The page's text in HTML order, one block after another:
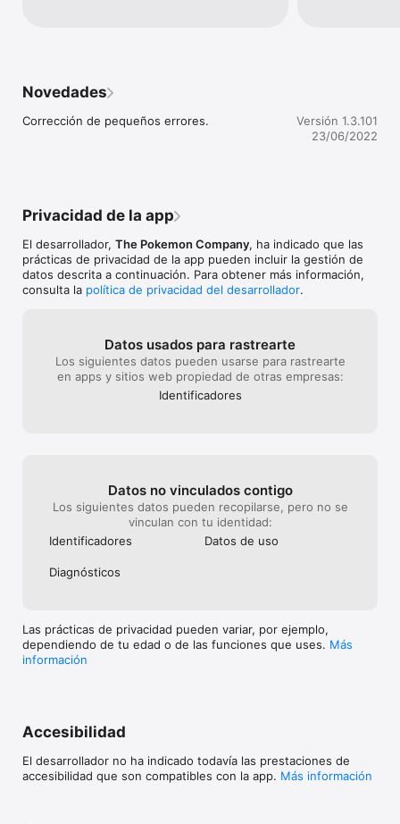
● Descubrir Magikarp de todos los colores para enseñárselos
En esta aplicación podrás pescar toda clase de Magikarp con
motivos inusuales, como koi o lunarejo. Si encuentras un
mano a tu Magikarp. ¡Progresa en el juego y gánate la amistad
● ¡Adornar tu vivero con estilo!
Dale un toque personal al vivero de tu Magikarp. Además del
evidente valor estético, con esto ayudarás al desarrollo de tu
・ Condiciones de uso
Lee las condiciones de uso de esta aplicación antes de usarla.
・ Entorno de conexión
Si a la hora de conectar con el servidor desde el juego (como
al comprar objetos en la tienda) tu conexión a Internet es
vayas a utilizar algunas de las funciones del juego que
requieran conectar con el servidor, asegúrate de jugar en
Si se interrumpe la conexión temporalmente, podrás reanudar
la partida en algunas ocasiones si vuelves a intentarlo al cabo
de un tiempo. Ten en cuenta que no podremos ayudarte si
aplicación. Las funciones disponibles pueden variar
realizar una transacción, asegúrate de que puedes usar sin
problemas las funciones sin coste de este producto. Es
Novedades
Corrección de pequeños errores.
Versión 1.3.101
23/06/2022
Privacidad de la app
El desarrollador, The Pokemon Company, ha indicado que las
prácticas de privacidad de la app pueden incluir la gestión de
datos descrita a continuación. Para obtener más información,
consulta la política de privacidad del desarrollador.
Datos usados para rastrearte
Los siguientes datos pueden usarse para rastrearte
en apps y sitios web propiedad de otras empresas:
Identificado­res
Datos no vinculados contigo
Los siguientes datos pueden recopilarse, pero no se
vinculan con tu identidad:
Identificado­res
Datos de uso
Diagnósticos
Las prácticas de privacidad pueden variar, por ejemplo,
dependiendo de tu edad o de las funciones que uses. Más
información
Accesibilidad
El desarrollador no ha indicado todavía las prestaciones de
accesibilidad que son compatibles con la app. Más información